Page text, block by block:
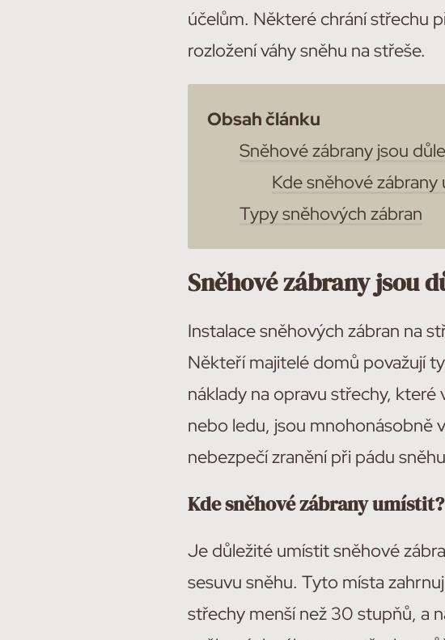
účelům. Některé chrání střechu
rozložení váhy sněhu na střeše.
Obsah článku
Sněhové zábrany jsou
Kde sněhové zábrany
Typy sněhových zábran
Sněhové zábrany jsou
Instalace sněhových zábran na
Někteří majitelé domů považují
náklady na opravu střechy,
nebo ledu, jsou mnohonásobně
nebezpečí zranění při pádu
Kde sněhové zábrany umístit?
Je důležité umístit sněhové
sesuvu sněhu. Tyto místa
střechy menší než 30 stupňů, a